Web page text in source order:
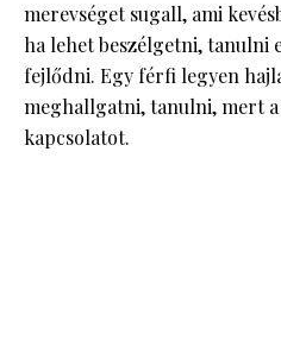
merevséget sugall, ami
ha lehet beszélgetni, tanulni
fejlődni. Egy férfi legyen
meghallgatni, tanulni, mert
kapcsolatot.